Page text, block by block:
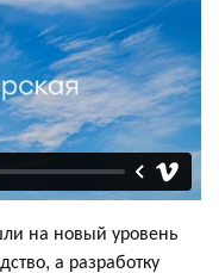
на новый уровень
а разработку